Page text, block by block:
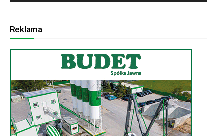
Reklama